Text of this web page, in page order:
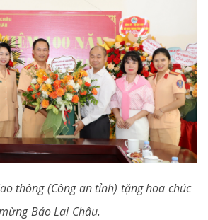
thông (Công an tỉnh) tặng hoa chúc
Báo Lai Châu.